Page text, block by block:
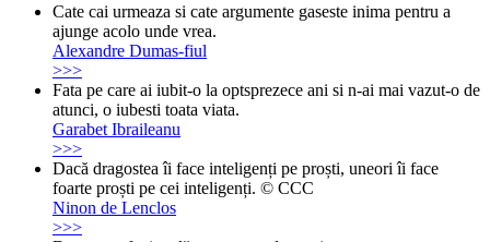
Cate cai urmeaza si cate argumente gaseste inima pentru a
ajunge acolo unde vrea.
Alexandre Dumas-fiul
>>>
Fata pe care ai iubit-o la optsprezece ani si n-ai mai vazut-o de
atunci, o iubesti toata viata.
Garabet Ibraileanu
>>>
Dacă dragostea îi face inteligenți pe proști, uneori îi face
foarte proști pe cei inteligenți. © CCC
Ninon de Lenclos
>>>